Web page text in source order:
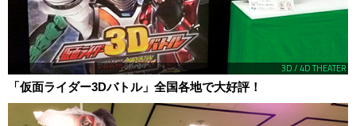
3D / 4D THEATER
「仮面ライダー3Dバトル」全国各地で大好評！